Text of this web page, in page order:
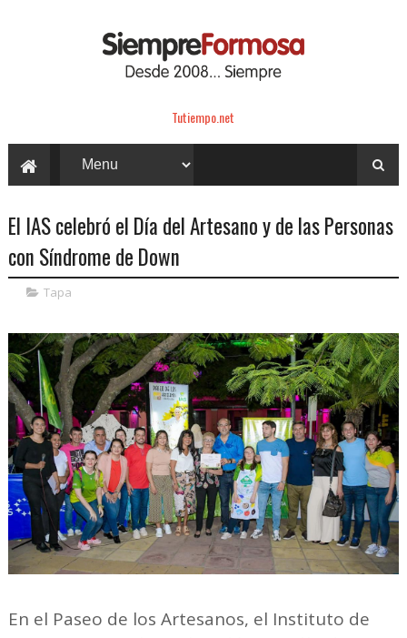
Tutiempo.net
El IAS celebró el Día del Artesano y de las Personas
con Síndrome de Down
Tapa
En el Paseo de los Artesanos, el Instituto de